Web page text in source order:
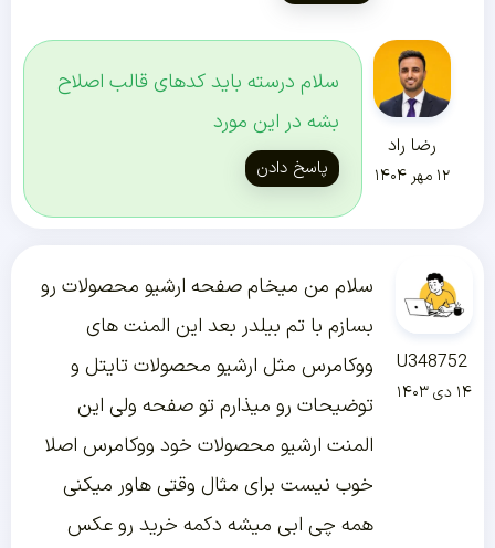
رضا راد
۱۲ مهر ۱۴۰۴
سلام درسته باید کدهای قالب اصلاح
بشه در این مورد
پاسخ دادن
U348752
۱۴ دی ۱۴۰۳
سلام من میخام صفحه ارشیو محصولات رو
بسازم با تم بیلدر بعد این المنت های
ووکامرس مثل ارشیو محصولات تایتل و
توضیحات رو میذارم تو صفحه ولی این
المنت ارشیو محصولات خود ووکامرس اصلا
خوب نیست برای مثال وقتی هاور میکنی
همه چی ابی میشه دکمه خرید رو عکس